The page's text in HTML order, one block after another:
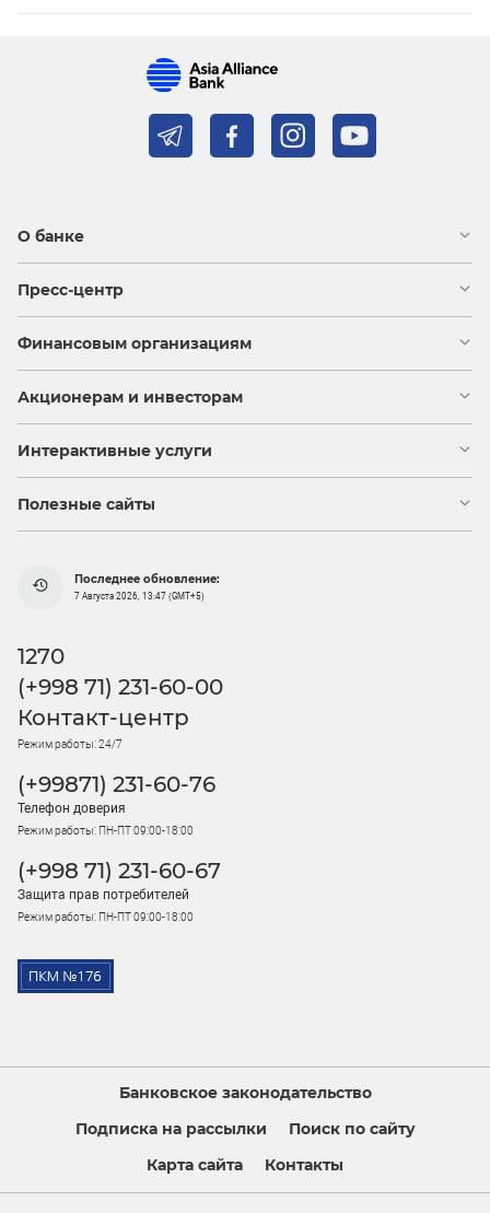
О банке
Пресс-центр
Финансовым организациям
Акционерам и инвесторам
Интерактивные услуги
Полезные сайты
Последнее обновление:
7 Августа 2026, 13:47 (GMT+5)
1270
(+998 71) 231-60-00
Контакт-центр
Режим работы: 24/7
(+99871) 231-60-76
Телефон доверия
Режим работы: ПН-ПТ 09:00-18:00
(+998 71) 231-60-67
Защита прав потребителей
Режим работы: ПН-ПТ 09:00-18:00
Банковское законодательство
Подписка на рассылки
Поиск по сайту
Карта сайта
Контакты